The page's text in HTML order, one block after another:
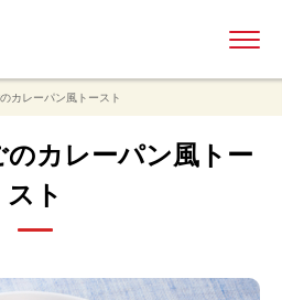
カレーパン風トースト
のカレーパン風トー
スト